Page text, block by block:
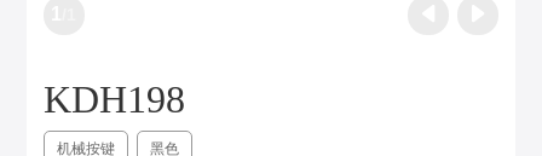
KDH198
机械按键 黑色